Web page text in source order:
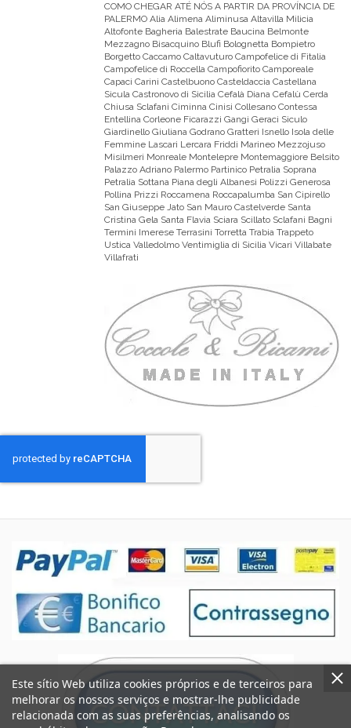
COMO CHEGAR ATÉ NÓS A PARTIR DA PROVÍNCIA DE
PALERMO Alia Alimena Aliminusa Altavilla Milicia
Altofonte Bagheria Balestrate Baucina Belmonte
Mezzagno Bisacquino Blufi Bolognetta Bompietro
Borgetto Caccamo Caltavuturo Campofelice di Fitalia
Campofelice di Roccella Campofiorito Camporeale
Capaci Carini Castelbuono Casteldaccia Castellana
Sicula Castronovo di Sicilia Cefalà Diana Cefalù Cerda
Chiusa Sclafani Ciminna Cinisi Collesano Contessa
Entellina Corleone Ficarazzi Gangi Geraci Siculo
Giardinello Giuliana Godrano Gratteri Isnello Isola delle
Femmine Lascari Lercara Friddi Marineo Mezzojuso
Misilmeri Monreale Montelepre Montemaggiore Belsito
Palazzo Adriano Palermo Partinico Petralia Soprana
Petralia Sottana Piana degli Albanesi Polizzi Generosa
Pollina Prizzi Roccamena Roccapalumba San Cipirello
San Giuseppe Jato San Mauro Castelverde Santa
Cristina Gela Santa Flavia Sciara Scillato Sclafani Bagni
Termini Imerese Terrasini Torretta Trabia Trappeto
Ustica Valledolmo Ventimiglia di Sicilia Vicari Villabate
Villafrati
Este sítio Web utiliza cookies próprios e de terceiros para
melhorar os nossos serviços e mostrar-lhe publicidade
relacionada com as suas preferências, analisando os